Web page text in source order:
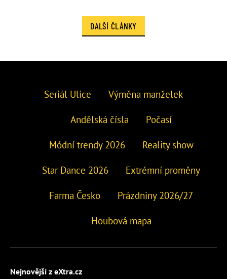
DALŠÍ ČLÁNKY
Seriál Ulice Výměna manželek
Andělská čísla Počasí
Módní trendy 2026 Reality show
Star Dance 2026 Extrémní proměny
Farma Česko Prázdniny 2026/27
Houbová mapa
Nejnovější z eXtra.cz